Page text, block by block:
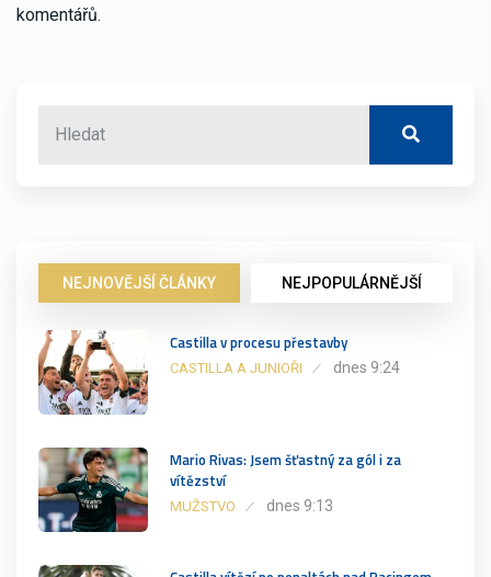
komentářů.
NEJNOVĚJŠÍ ČLÁNKY NEJPOPULÁRNĚJŠÍ
Castilla v procesu přestavby
CASTILLA A JUNIOŘI dnes 9:24
Mario Rivas: Jsem šťastný za gól i za
vítězství
MUŽSTVO dnes 9:13